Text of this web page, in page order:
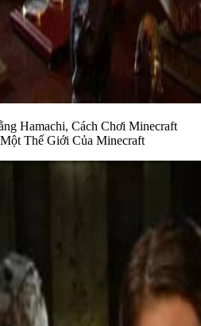
Hamachi, Cách Chơi Minecraft
Thế Giới Của Minecraft